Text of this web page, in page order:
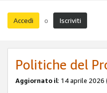
Accedi o Iscriviti
Politiche del
Aggiornato il: 14 aprile